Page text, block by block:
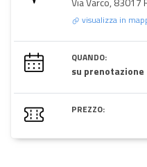
visualizza in
QUANDO:
su prenotazione
PREZZO: